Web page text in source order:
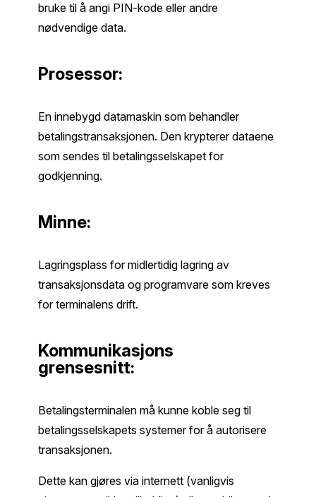
bruke til å angi PIN-kode eller andre
nødvendige data.
Prosessor:
En innebygd datamaskin som behandler
betalingstransaksjonen. Den krypterer dataene
som sendes til betalingsselskapet for
godkjenning.
Minne:
Lagringsplass for midlertidig lagring av
transaksjonsdata og programvare som kreves
for terminalens drift.
Kommunikasjons
grensesnitt:
Betalingsterminalen må kunne koble seg til
betalingsselskapets systemer for å autorisere
transaksjonen.
Dette kan gjøres via internett (vanligvis